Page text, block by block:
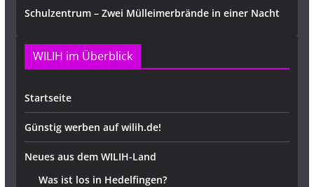
Schulzentrum – Zwei Mülleimerbrände in einer Nacht
WILIH im Überblick
Startseite
Günstig werben auf wilih.de!
Neues aus dem WILIH-Land
Was ist los in Hedelfingen?